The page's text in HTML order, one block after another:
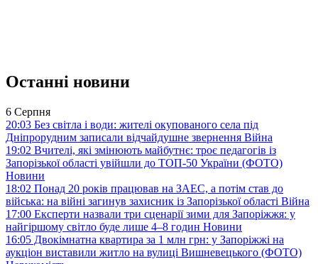
Останні новини
6 Серпня
20:03 Без світла і води: жителі окупованого села під
Дніпрорудним записали відчайдушне звернення Війна
19:02 Вчителі, які змінюють майбутнє: троє педагогів із
Запорізької області увійшли до ТОП-50 України (ФОТО)
Новини
18:02 Понад 20 років працював на ЗАЕС, а потім став до
війська: на війні загинув захисник із Запорізької області Війна
17:00 Експерти назвали три сценарії зими для Запоріжжя: у
найгіршому світло буде лише 4–8 годин Новини
16:05 Двокімнатна квартира за 1 млн грн: у Запоріжжі на
аукціон виставили житло на вулиці Вишневецького (ФОТО)